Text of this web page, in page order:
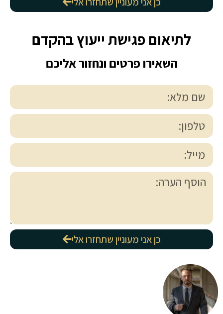
לתיאום פגישת ייעוץ בהקדם
השאירו פרטים ונחזור אליכם
כן אני מעוניין שתחזרו אלי